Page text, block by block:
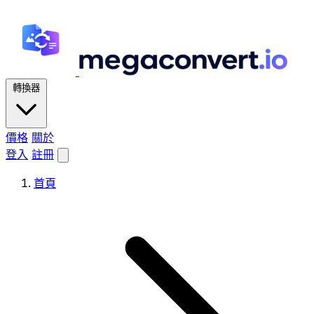
轉換器
價格 關於
登入 註冊
首頁